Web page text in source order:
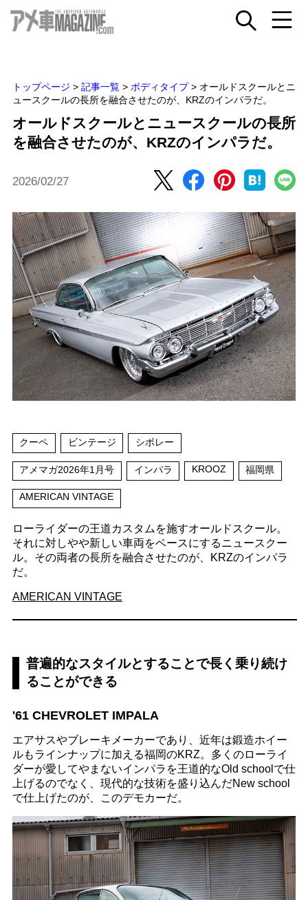
トップページ > 記事一覧 > ボディタイプ > オールドスクールとニ
ュースクールの長所を融合させたのが、KRZのインパラだ。
オールドスクールとニュースクールの長所
を融合させたのが、KRZのインパラだ。
2026/02/27
クーペ ビンテージ シボレー
アメマガ2026年1月号 インパラ KROOZ 福岡県
AMERICAN VINTAGE
ローライダーの王道カスタムを施すオールドスクール。
それに対しやや新しい車両をベースにするニュースクー
ル。その両者の長所を融合させたのが、KRZのインパラ
だ。
AMERICAN VINTAGE
普遍的なスタイルとすることで長く乗り続け
ることができる
'61 CHEVROLET IMPALA
エアサスやブレーキメーカーであり、近年は鍛造ホイー
ルもラインナップに加える福岡のKRZ。多くのローライ
ダーが愛してやまないインパラを王道的なOld schoolで仕
上げるのでなく、現代的な技術を盛り込んだNew school
で仕上げたのが、このデモカーだ。